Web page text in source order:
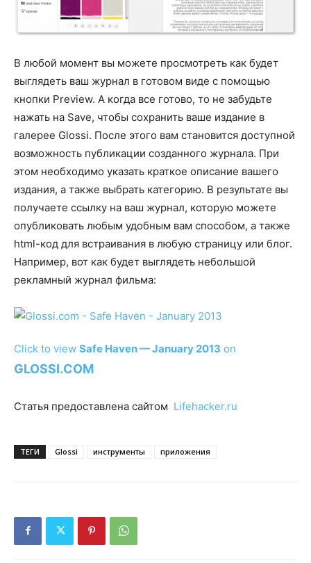
В любой момент вы можете просмотреть как будет
выглядеть ваш журнал в готовом виде с помощью
кнопки Preview. А когда все готово, то не забудьте
нажать на Save, чтобы сохранить ваше издание в
галерее Glossi. После этого вам становится доступной
возможность публикации созданного журнала. При
этом необходимо указать краткое описание вашего
издания, а также выбрать категорию. В результате вы
получаете ссылку на ваш журнал, которую можете
опубликовать любым удобным вам способом, а также
html-код для встраивания в любую страницу или блог.
Например, вот как будет выглядеть небольшой
рекламный журнал фильма:
Click to view Safe Haven — January 2013 on
GLOSSI.COM
Статья предоставлена сайтом Lifehacker.ru
ТЕГИ Glossi инструменты приложения